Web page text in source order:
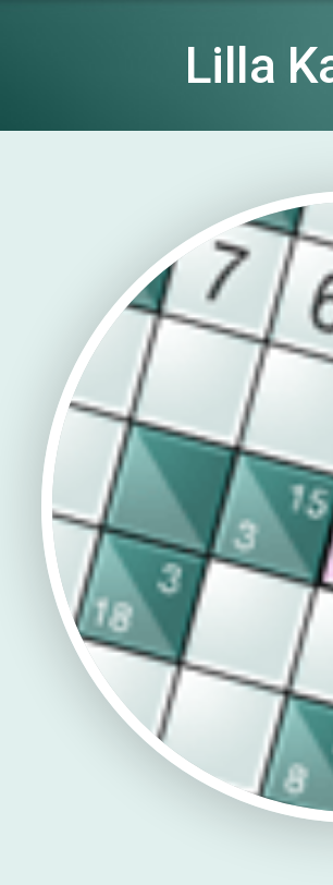
Lilla